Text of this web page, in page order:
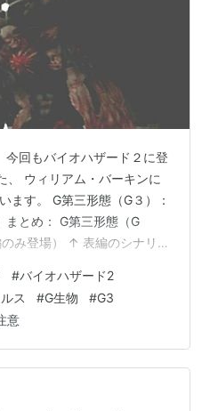
今回もバイオハザード２に登
、 ウィリアム・バーキンに
ます。 G第三形態（G３）：
まとめ： G第三形態（G
み登場） ↑ 表編のシナリオ
に、 更に変異が進んだ形
へ変異しており、 加えて第
ランスな 体の比重が解消さ
ている。 特徴： G生物特有
り、 更に凶暴性を増してい
#バイオハザード2
ス #G生物 #G3
意